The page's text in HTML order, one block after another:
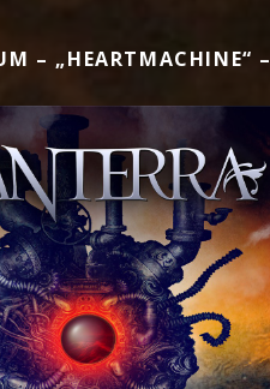
– „HEARTMACHINE“ –